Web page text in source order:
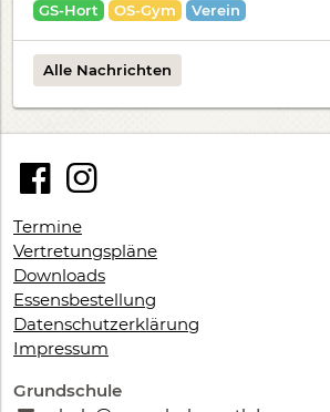
GS-Hort
OS-Gym Verein
Alle Nachrichten
Termine
Vertretungspläne
Downloads
Essensbestellung
Datenschutzerklärung
Impressum
Grundschule